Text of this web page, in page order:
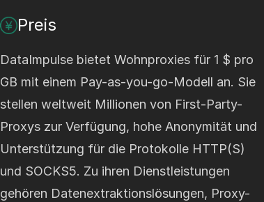
Preis
DataImpulse bietet Wohnproxies für 1 $ pro
GB mit einem Pay-as-you-go-Modell an. Sie
stellen weltweit Millionen von First-Party-
Proxys zur Verfügung, hohe Anonymität und
Unterstützung für die Protokolle HTTP(S)
und SOCKS5. Zu ihren Dienstleistungen
gehören Datenextraktionslösungen, Proxy-